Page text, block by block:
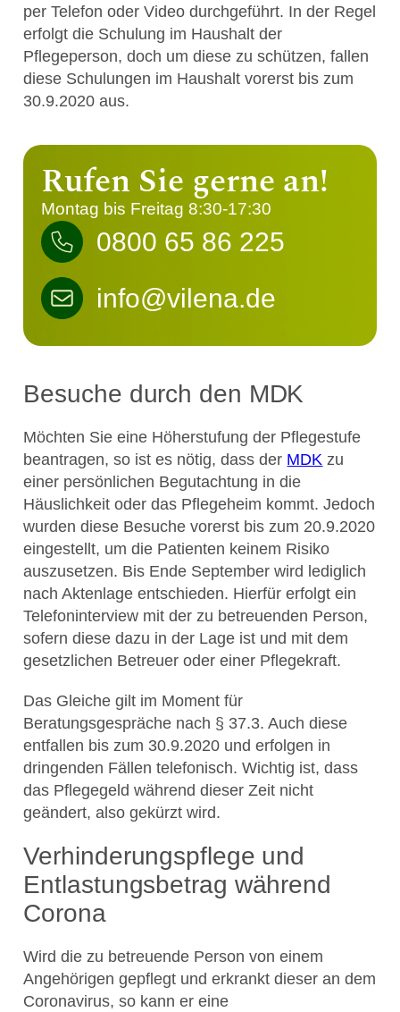
per Telefon oder Video durchgeführt. In der Regel
erfolgt die Schulung im Haushalt der
Pflegeperson, doch um diese zu schützen, fallen
diese Schulungen im Haushalt vorerst bis zum
30.9.2020 aus.
Rufen Sie gerne an!
Montag bis Freitag 8:30-17:30
0800 65 86 225
info@vilena.de
Besuche durch den MDK
Möchten Sie eine Höherstufung der Pflegestufe
beantragen, so ist es nötig, dass der MDK zu
einer persönlichen Begutachtung in die
Häuslichkeit oder das Pflegeheim kommt. Jedoch
wurden diese Besuche vorerst bis zum 20.9.2020
eingestellt, um die Patienten keinem Risiko
auszusetzen. Bis Ende September wird lediglich
nach Aktenlage entschieden. Hierfür erfolgt ein
Telefoninterview mit der zu betreuenden Person,
sofern diese dazu in der Lage ist und mit dem
gesetzlichen Betreuer oder einer Pflegekraft.
Das Gleiche gilt im Moment für
Beratungsgespräche nach § 37.3. Auch diese
entfallen bis zum 30.9.2020 und erfolgen in
dringenden Fällen telefonisch. Wichtig ist, dass
das Pflegegeld während dieser Zeit nicht
geändert, also gekürzt wird.
Verhinderungspflege und
Entlastungsbetrag während
Corona
Wird die zu betreuende Person von einem
Angehörigen gepflegt und erkrankt dieser an dem
Coronavirus, so kann er eine